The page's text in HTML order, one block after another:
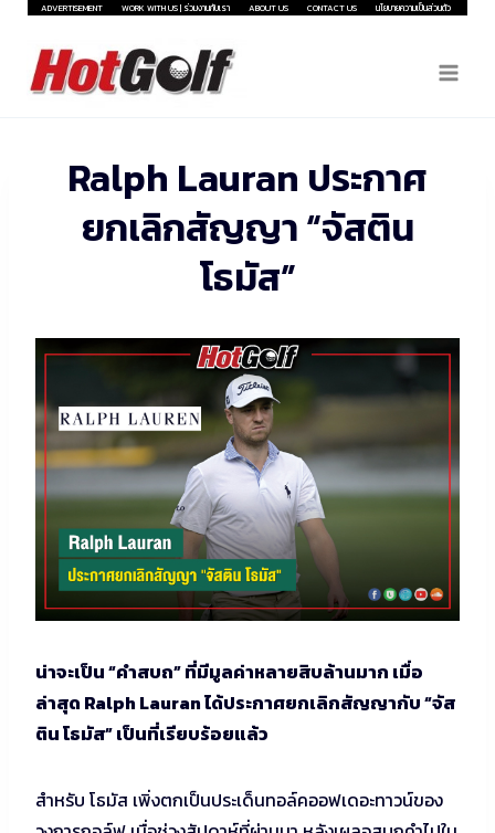
Skip
content
ADVERTISEMENT WORK WITH US | ร่วมงานกับเรา ABOUT US CONTACT US นโยบายความเป็นส่วนตัว
Ralph Lauran ประกาศ
ยกเลิกสัญญา “จัสติน
โธมัส”
น่าจะเป็น “คำสบถ” ที่มีมูลค่าหลายสิบล้านมาก เมื่อ
ล่าสุด Ralph Lauran ได้ประกาศยกเลิกสัญญากับ “จัส
ติน โธมัส” เป็นที่เรียบร้อยแล้ว
สำหรับ โธมัส เพิ่งตกเป็นประเด็นทอล์คออฟเดอะทาวน์ของ